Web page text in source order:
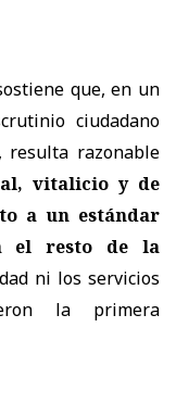
que, en un
ciudadano
resulta razonable
vitalicio y de
a un estándar
el resto de la
ni los servicios
la primera